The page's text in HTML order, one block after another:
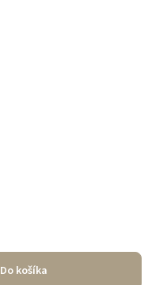
Do košíka